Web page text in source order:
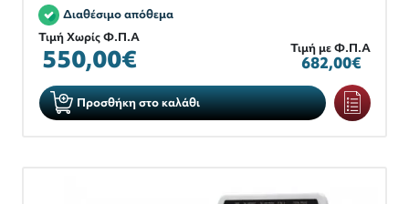
Διαθέσιμο απόθεμα
Τιμή Χωρίς Φ.Π.Α
550,00€ Τιμή με Φ.Π.Α
682,00€
Προσθήκη στο καλάθι